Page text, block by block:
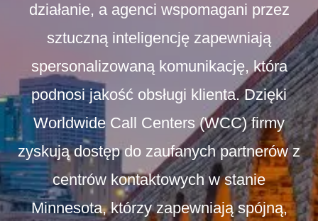
działanie, a agenci wspomagani przez
sztuczną inteligencję zapewniają
spersonalizowaną komunikację, która
podnosi jakość obsługi klienta. Dzięki
Worldwide Call Centers (WCC) firmy
zyskują dostęp do zaufanych partnerów z
centrów kontaktowych w stanie
Minnesota, którzy zapewniają spójną,